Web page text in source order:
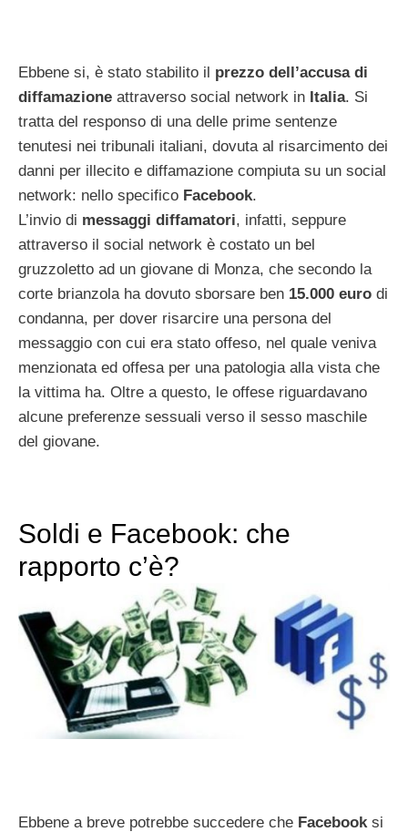
Ebbene si, è stato stabilito il prezzo dell’accusa di
diffamazione attraverso social network in Italia. Si
tratta del responso di una delle prime sentenze
tenutesi nei tribunali italiani, dovuta al risarcimento dei
danni per illecito e diffamazione compiuta su un social
network: nello specifico Facebook.
L’invio di messaggi diffamatori, infatti, seppure
attraverso il social network è costato un bel
gruzzoletto ad un giovane di Monza, che secondo la
corte brianzola ha dovuto sborsare ben 15.000 euro di
condanna, per dover risarcire una persona del
messaggio con cui era stato offeso, nel quale veniva
menzionata ed offesa per una patologia alla vista che
la vittima ha. Oltre a questo, le offese riguardavano
alcune preferenze sessuali verso il sesso maschile
del giovane.
Soldi e Facebook: che
rapporto c’è?
Ebbene a breve potrebbe succedere che Facebooksi